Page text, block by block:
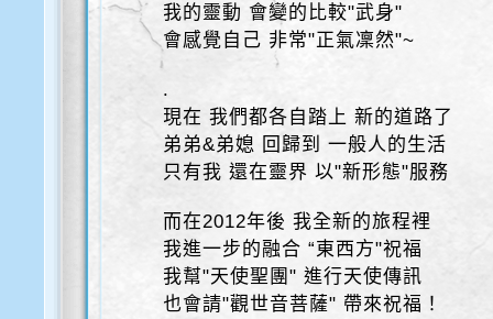
我的靈動 會變的比較"武身"
會感覺自己 非常"正氣凜然"~
.
現在 我們都各自踏上 新的道路了
弟弟&弟媳 回歸到 一般人的生活
只有我 還在靈界 以"新形態"服務
而在2012年後 我全新的旅程裡
我進一步的融合 “東西方"祝福
我幫"天使聖團" 進行天使傳訊
也會請"觀世音菩薩" 帶來祝福！